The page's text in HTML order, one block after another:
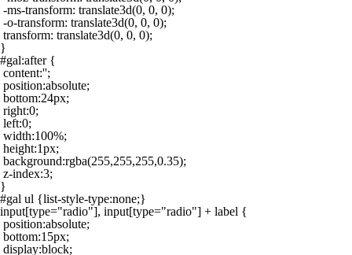
-ms-transform: translate3d(0, 0, 0);
-o-transform: translate3d(0, 0, 0);
transform: translate3d(0, 0, 0);
}
#gal:after {
content:'';
position:absolute;
bottom:24px;
right:0;
left:0;
width:100%;
height:1px;
background:rgba(255,255,255,0.35);
z-index:3;
}
#gal ul {list-style-type:none;}
input[type="radio"], input[type="radio"] + label {
position:absolute;
bottom:15px;
display:block;